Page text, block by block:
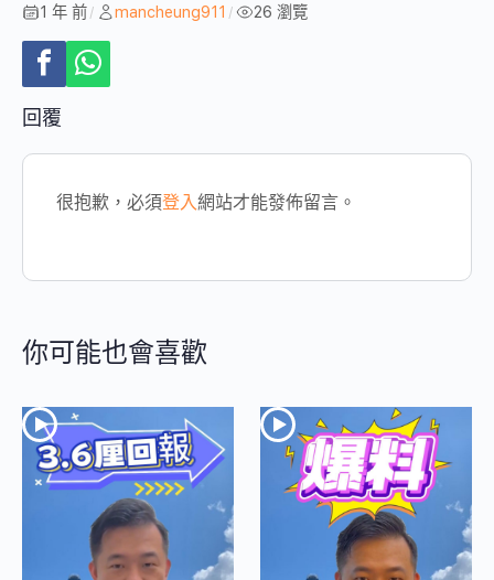
1 年 前 / mancheung911 / 26 瀏覽
回覆
很抱歉，必須登入網站才能發佈留言。
你可能也會喜歡